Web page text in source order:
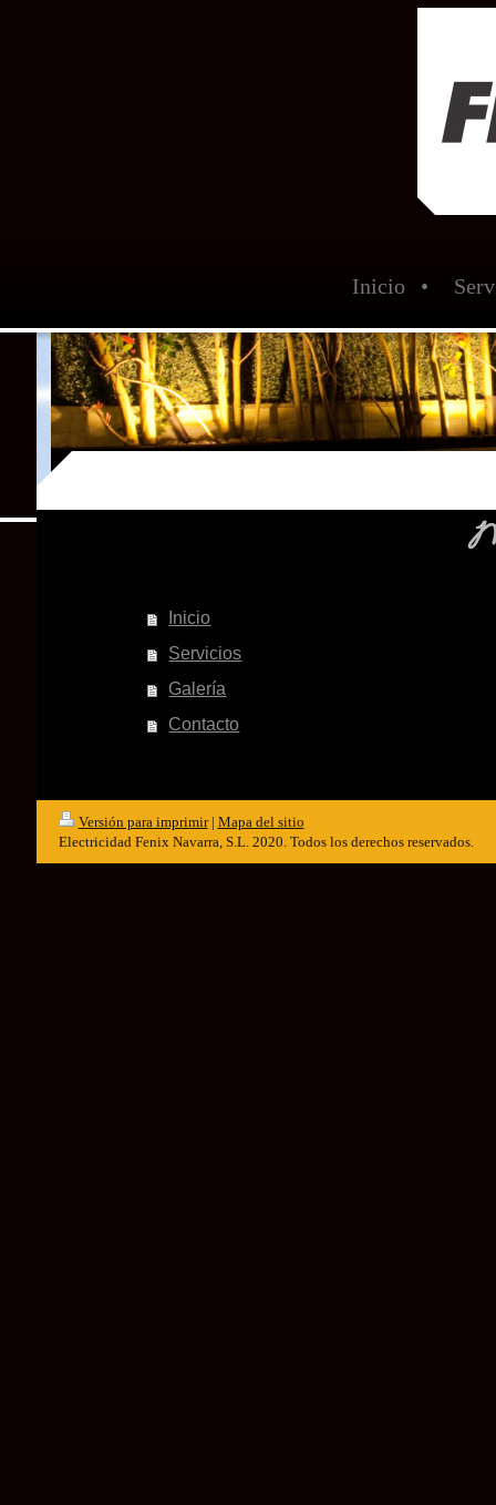
Inicio
Inicio
Servicios
Galería
Contacto
Versión para imprimir | Mapa del sitio
Electricidad Fenix Navarra, S.L. 2020. Todos los derechos reservados.